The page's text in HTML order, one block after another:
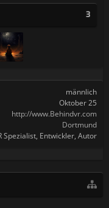
3
männlich
Oktober 25
http://www.Behindvr.com
Dortmund
Spezialist, Entwickler, Autor